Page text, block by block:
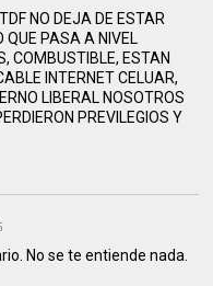
NO DEJA DE ESTAR
QUE PASA A NIVEL
COMBUSTIBLE, ESTAN
INTERNET CELUAR,
LIBERAL NOSOTROS
PREVILEGIOS Y
No se te entiende nada.